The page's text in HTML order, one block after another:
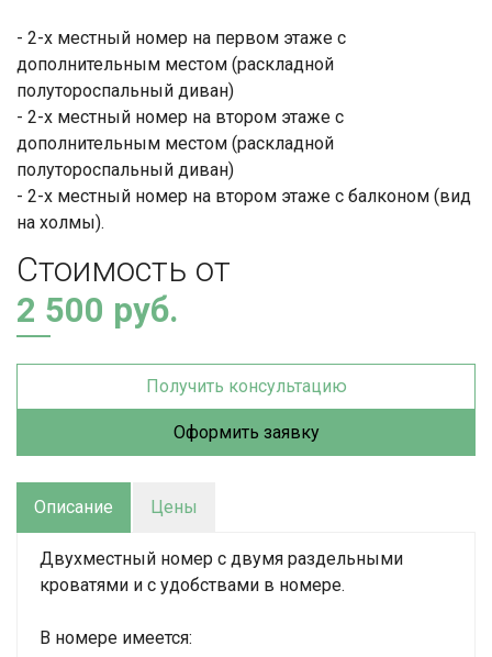
- 2-х местный номер на первом этаже с
дополнительным местом (раскладной
полутороспальный диван)
- 2-х местный номер на втором этаже с
дополнительным местом (раскладной
полутороспальный диван)
- 2-х местный номер на втором этаже с балконом (вид
на холмы).
Стоимость от
2 500 руб.
Получить консультацию
Оформить заявку
Описание Цены
Двухместный номер с двумя раздельными
кроватями и с удобствами в номере.
В номере имеется: